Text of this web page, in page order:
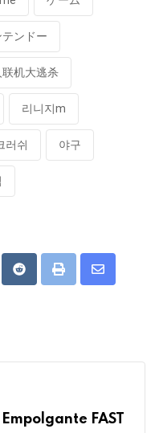
テンドー
联机大逃杀
리니지m
러쉬 야구
RedditPrint
Share
FAST